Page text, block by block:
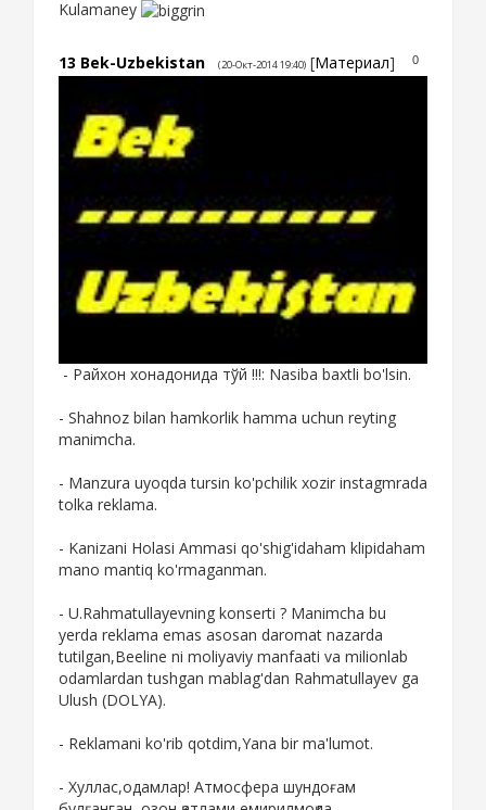
Kulamaney
0
13 Bek-Uzbekistan (20-Окт-2014 19:40) [Материал]
- Райхон хонадонида тўй !!!: Nasiba baxtli bo'lsin.
- Shahnoz bilan hamkorlik hamma uchun reyting
manimcha.
- Manzura uyoqda tursin ko'pchilik xozir instagmrada
tolka reklama.
- Kanizani Holasi Ammasi qo'shig'idaham klipidaham
mano mantiq ko'rmaganman.
- U.Rahmatullayevning konserti ? Manimcha bu
yerda reklama emas asosan daromat nazarda
tutilgan,Beeline ni moliyaviy manfaati va milionlab
odamlardan tushgan mablag'dan Rahmatullayev ga
Ulush (DOLYA).
- Reklamani ko'rib qotdim,Yana bir ma'lumot.
- Хуллас,одамлар! Атмосфера шундоғам